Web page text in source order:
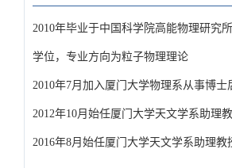
2010年毕业于中国科学院高能物理研究
学位，专业方向为粒子物理理论
2010年7月加入厦门大学物理系从事博士
2012年10月始任厦门大学天文学系助理
2016年8月始任厦门大学天文学系助理教